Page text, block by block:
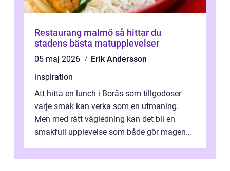
Restaurang malmö så hittar du
stadens bästa matupplevelser
05 maj 2026
Erik Andersson
inspiration
Att hitta en lunch i Borås som tillgodoser
varje smak kan verka som en utmaning.
Men med rätt vägledning kan det bli en
smakfull upplevelse som både gör magen